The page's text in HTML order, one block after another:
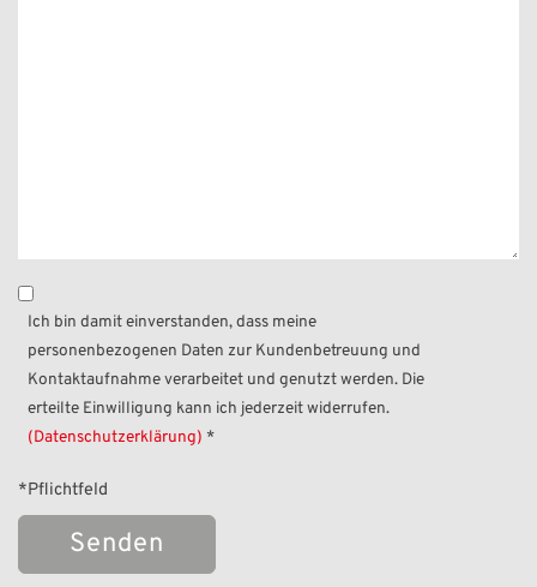
Ich bin damit einverstanden, dass meine
personenbezogenen Daten zur Kundenbetreuung und
Kontaktaufnahme verarbeitet und genutzt werden. Die
erteilte Einwilligung kann ich jederzeit widerrufen.
(Datenschutzerklärung) *
*Pflichtfeld